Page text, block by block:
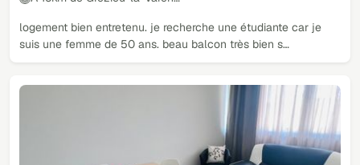
logement bien entretenu. je recherche une étudiante car je
suis une femme de 50 ans. beau balcon très bien s…